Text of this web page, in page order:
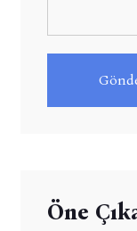
Öne